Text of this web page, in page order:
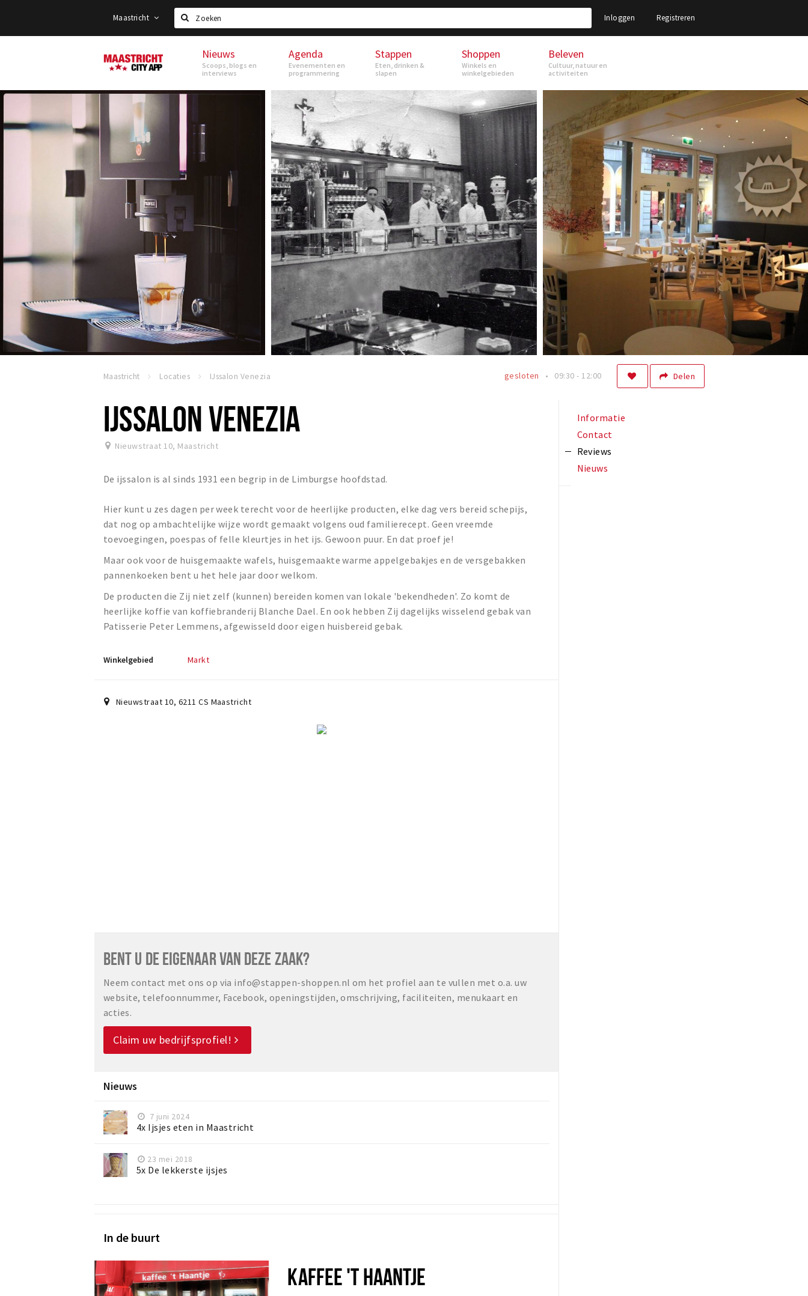
Maastricht
Zoeken
Inloggen Registreren
Maastricht Nieuws
Scoops, blogs en
interviews
Agenda
Evenementen en
programmering
Stappen
Eten, drinken &
slapen
Shoppen
Winkels en
winkelgebieden
Beleven
Cultuur, natuur en
activiteiten
Maastricht Locaties IJssalon Venezia Delen
gesloten 09:30 - 12:00
IJSSALON VENEZIA
Nieuwstraat 10, Maastricht
De ijssalon is al sinds 1931 een begrip in de Limburgse hoofdstad.
Hier kunt u zes dagen per week terecht voor de heerlijke producten, elke dag vers bereid schepijs,
dat nog op ambachtelijke wijze wordt gemaakt volgens oud familierecept. Geen vreemde
toevoegingen, poespas of felle kleurtjes in het ijs. Gewoon puur. En dat proef je!
Maar ook voor de huisgemaakte wafels, huisgemaakte warme appelgebakjes en de versgebakken
pannenkoeken bent u het hele jaar door welkom.
De producten die Zij niet zelf (kunnen) bereiden komen van lokale 'bekendheden'. Zo komt de
heerlijke koffie van koffiebranderij Blanche Dael. En ook hebben Zij dagelijks wisselend gebak van
Patisserie Peter Lemmens, afgewisseld door eigen huisbereid gebak.
Winkelgebied Markt
Nieuwstraat 10, 6211 CS Maastricht
BENT U DE EIGENAAR VAN DEZE ZAAK?
Neem contact met ons op via info@stappen-shoppen.nl om het profiel aan te vullen met o.a. uw
website, telefoonnummer, Facebook, openingstijden, omschrijving, faciliteiten, menukaart en
acties.
Claim uw bedrijfsprofiel!
Nieuws
7 juni 2024
4x Ijsjes eten in Maastricht
23 mei 2018
5x De lekkerste ijsjes
In de buurt
KAFFEE 'T HAANTJE
Informatie
Contact
Reviews
Nieuws